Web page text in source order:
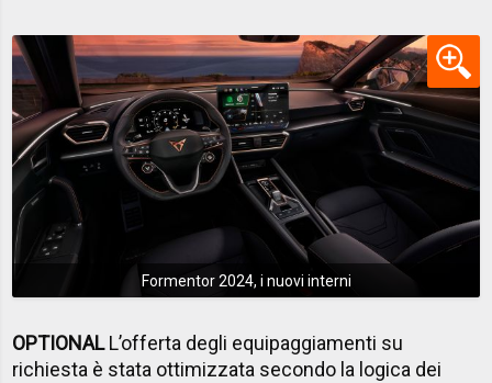
Formentor 2024, i nuovi interni
OPTIONALL’offerta degli equipaggiamenti su
richiesta è stata ottimizzata secondo la logica dei